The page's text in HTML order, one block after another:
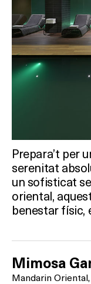
Prepara’t per
serenitat
un sofisticat
oriental,
benestar físic,
Mimosa
Mandarin